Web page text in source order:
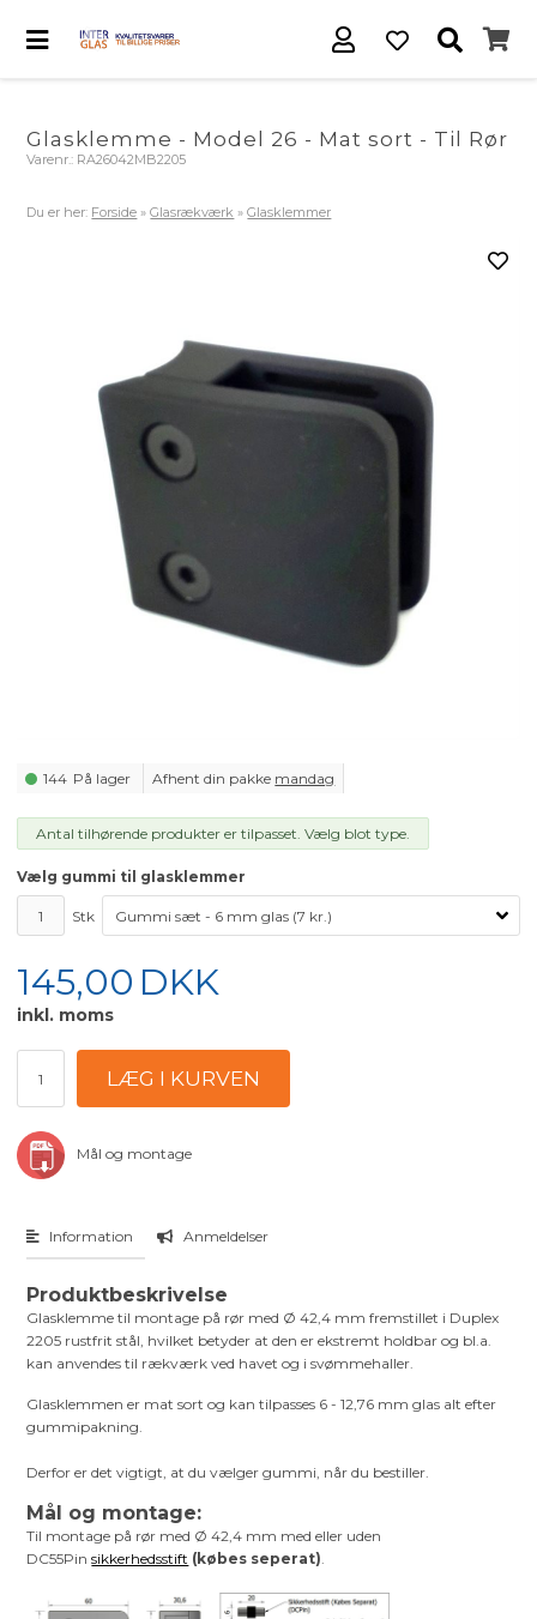
Glasklemme - Model 26 - Mat sort - Til Rør
Varenr.: RA26042MB2205
Du er her: Forside »Glasrækværk »Glasklemmer
144 På lager Afhent din pakke mandag
Antal tilhørende produkter er tilpasset. Vælg blot type.
Vælg gummi til glasklemmer
Stk
145,00 DKK
inkl. moms
Mål og montage
Information Anmeldelser
Produktbeskrivelse
Glasklemme til montage på rør med Ø 42,4 mm fremstillet i Duplex
2205 rustfrit stål, hvilket betyder at den er ekstremt holdbar og bl.a.
kan anvendes til rækværk ved havet og i svømmehaller.
Glasklemmen er mat sort og kan tilpasses 6 - 12,76 mm glas alt efter
gummipakning.
Derfor er det vigtigt, at du vælger gummi, når du bestiller.
Mål og montage:
Til montage på rør med Ø 42,4 mm med eller uden
DC55Pinsikkerhedsstift (købes seperat).